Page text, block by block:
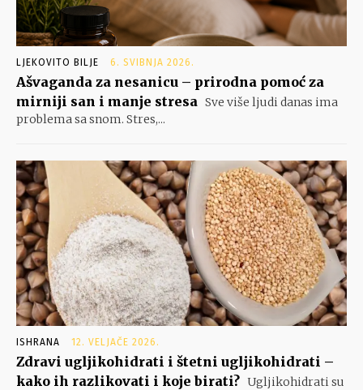
LJEKOVITO BILJE 6. SVIBNJA 2026.
Ašvaganda za nesanicu – prirodna pomoć za
mirniji san i manje stresa Sve više ljudi danas ima
problema sa snom. Stres,...
ISHRANA 12. VELJAČE 2026.
Zdravi ugljikohidrati i štetni ugljikohidrati –
kako ih razlikovati i koje birati? Ugljikohidrati su